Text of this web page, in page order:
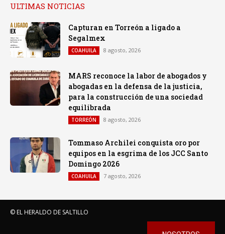
ULTIMAS NOTICIAS
Capturan en Torreón a ligado a
Segalmex
COAHUILA 8 agosto, 2026
MARS reconoce la labor de abogados y
abogadas en la defensa de la justicia,
para la construcción de una sociedad
equilibrada
TORREÓN 8 agosto, 2026
Tommaso Archilei conquista oro por
equipos en la esgrima de los JCC Santo
Domingo 2026
COAHUILA 7 agosto, 2026
© EL HERALDO DE SALTILLO